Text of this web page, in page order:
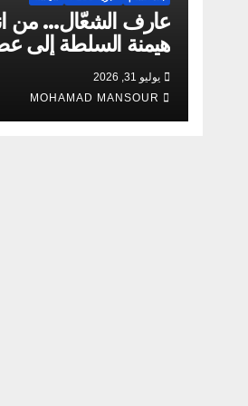
عارف الشعّال… من
هيمنة السلطة إلى
محكمة عيّنتها السلطة
يوليو 31, 2026
MOHAMAD MANSOUR